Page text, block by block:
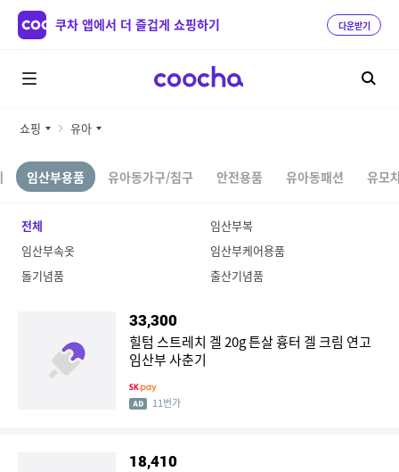
쿠차 앱에서 더 즐겁게 쇼핑하기 다운받기
쇼핑 유아
임산부용품 유아동가구/침구 안전용품 유아동패션 유모
전체
임산부복
임산부속옷
임산부케어용품
돌기념품
출산기념품
33,300
힐텀 스트레치 겔 20g 튼살 흉터 겔 크림 연고
임산부 사춘기
11번가
18,410